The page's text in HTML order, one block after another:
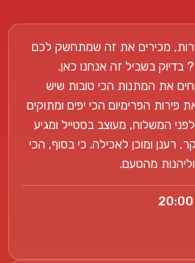
מכירים את זה שמתחשק לכם
בשביל זה אנחנו כאן.
את המתנות הכי טובות שיש
פירות הפרימיום הכי יפים ומתוקים
המשלוח, מעוצב בסטייל ומגיע
ומוכן לאכילה. כי בסוף, הכי
מהטעם.